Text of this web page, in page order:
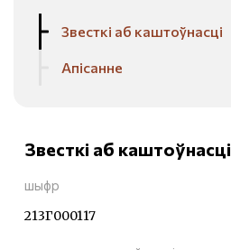
Звесткі аб каштоўнасці
Апісанне
Звесткі аб каштоўнасці
шыфр
213Г000117